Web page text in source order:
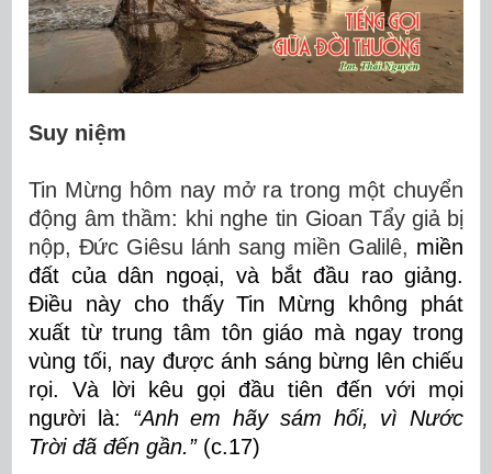
Suy niệm
Tin Mừng hôm nay mở ra trong một chuyển
động âm thầm: khi nghe tin Gioan Tẩy giả bị
nộp, Đức Giêsu lánh sang miền Galilê, miền
đất của dân ngoại, và bắt đầu rao giảng.
Điều này cho thấy Tin Mừng không phát
xuất từ trung tâm tôn giáo mà ngay trong
vùng tối, nay được ánh sáng bừng lên chiếu
rọi. Và lời kêu gọi đầu tiên đến với mọi
người là: “Anh em hãy sám hối, vì Nước
Trời đã đến gần.” (c.17)